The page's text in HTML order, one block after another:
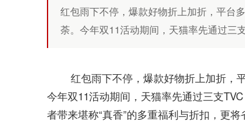
红包雨下不停，爆款好物折上加折，平台
荼。今年双11活动期间，天猫率先通过三
红包雨下不停，爆款好物折上加折，
今年双11活动期间，天猫率先通过三支
者带来堪称“真香”的多重福利与折扣， 更将